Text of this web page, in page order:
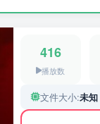
416
播放数
文件大小:未知